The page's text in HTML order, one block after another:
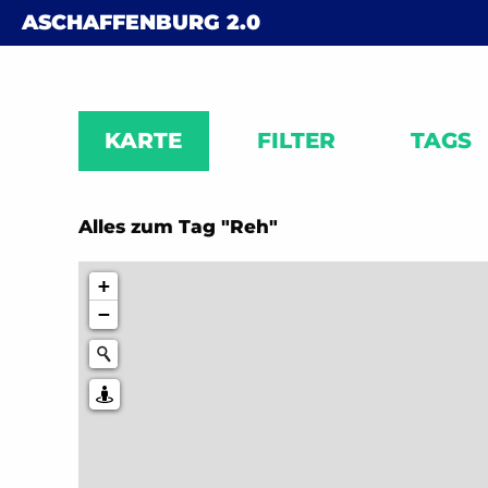
Skip to content
ASCHAFFENBURG 2.0
KARTE FILTER TAGS
Alles zum Tag "Reh"
+
−